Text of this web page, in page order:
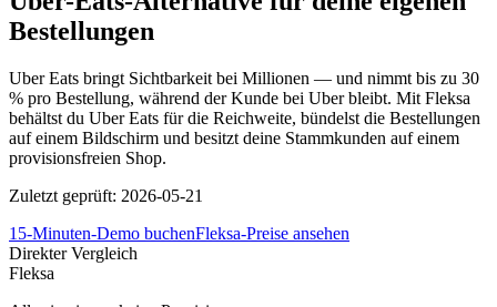
Bestellungen
Uber Eats bringt Sichtbarkeit bei Millionen — und nimmt bis zu 30
% pro Bestellung, während der Kunde bei Uber bleibt. Mit Fleksa
behältst du Uber Eats für die Reichweite, bündelst die Bestellungen
auf einem Bildschirm und besitzt deine Stammkunden auf einem
provisionsfreien Shop.
Zuletzt geprüft: 2026-05-21
15-Minuten-Demo buchenFleksa-Preise ansehen
Direkter Vergleich
Fleksa